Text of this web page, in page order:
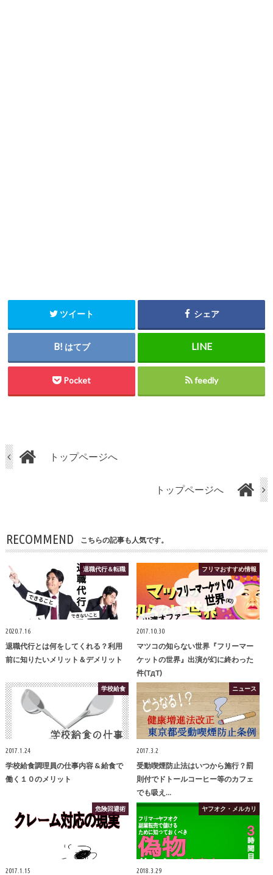
ツイート シェア
はてブ
Pocket feedly
トップページへ
トップページへ
RECOMMEND こちらの記事も人気です。
退職代行＆転職
2020.7.16
退職代行とは何をしてくれる？利用
前に知りたいメリット＆デメリット
フリマおすすめ情報
2017.10.30
マツコの知らない世界『フリーマー
ケットの世界』出演が幻に終わった
件(TдT)
学校給食
2017.1.24
学校給食調理員の仕事内容 & 給食で
働く１０のメリット
ニュース
2017.3.2
受動喫煙防止法はいつから施行？罰
則付でドトールコーヒー等のカフェ
でも吸え…
危険回避術
2017.1.15
ヤフオク・メルカリ
2018.3.29